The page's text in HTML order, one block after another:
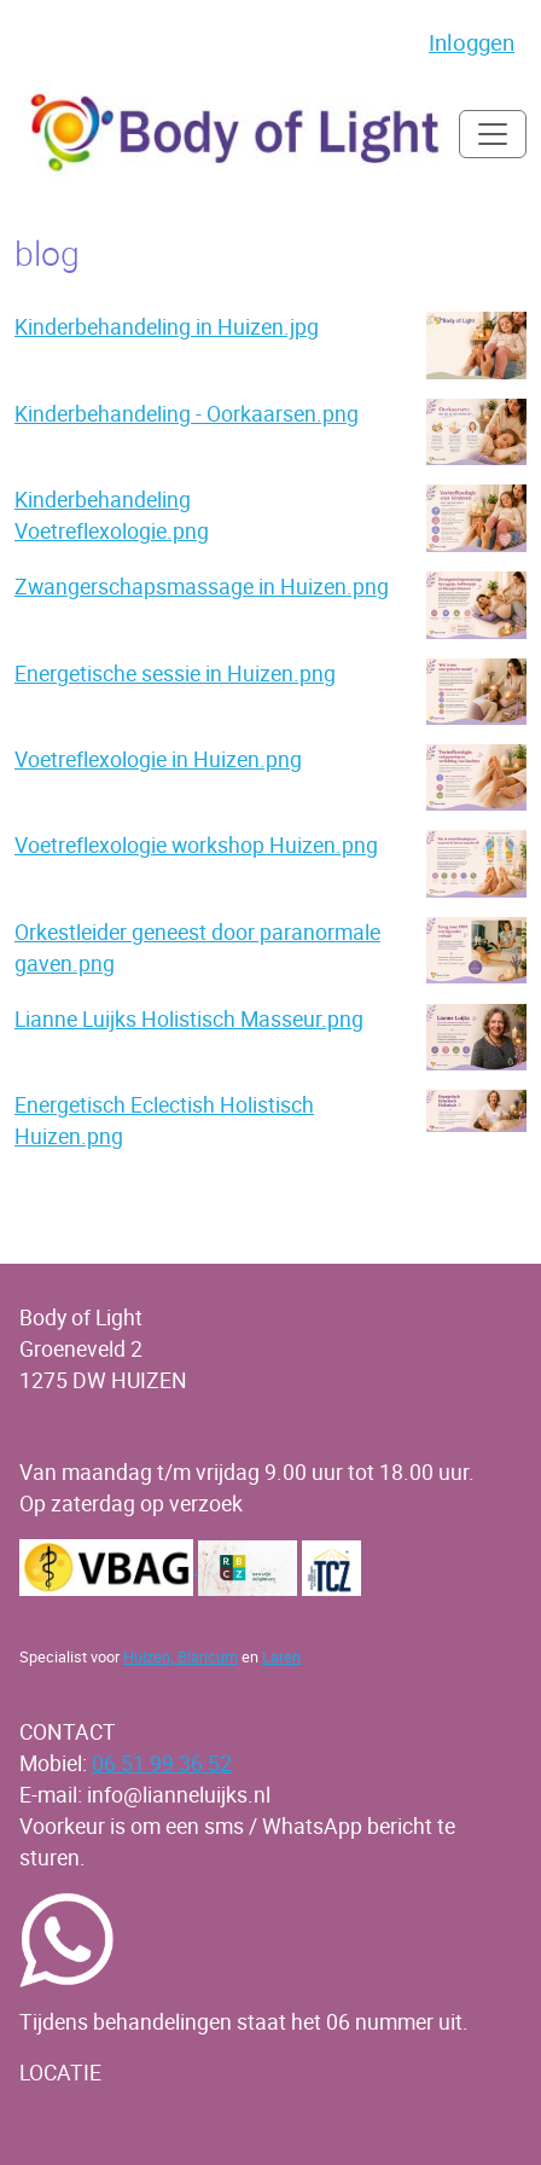
Inloggen
blog
Kinderbehandeling in Huizen.jpg
Kinderbehandeling - Oorkaarsen.png
Kinderbehandeling
Voetreflexologie.png
Zwangerschapsmassage in Huizen.png
Energetische sessie in Huizen.png
Voetreflexologie in Huizen.png
Voetreflexologie workshop Huizen.png
Orkestleider geneest door paranormale
gaven.png
Lianne Luijks Holistisch Masseur.png
Energetisch Eclectish Holistisch
Huizen.png
Body of Light
Groeneveld 2
1275 DW HUIZEN
Van maandag t/m vrijdag 9.00 uur tot 18.00 uur.
Op zaterdag op verzoek
Specialist voor Huizen, Blaricumen Laren
CONTACT
Mobiel: 06 51 99 36 52
E-mail: info@lianneluijks.nl
Voorkeur is om een sms / WhatsApp bericht te
sturen.
Tijdens behandelingen staat het 06 nummer uit.
LOCATIE